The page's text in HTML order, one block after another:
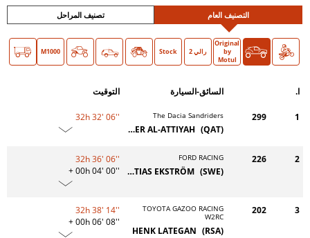
التصنيف العام تصنيف المراحل
دراجة سيارات
Original
by
Motul
O > رالي 2 Stock
Classic
M1000
ا. السائق-السيارة التوقيت
1
299
The Dacia Sandriders
(QAT)
NASSER AL-ATTIYAH
32h 32' 06''
2
226
FORD RACING
(SWE)
MATTIAS EKSTRÖM
32h 36' 06''
+ 00h 04' 00''
3
202
TOYOTA GAZOO RACING
W2RC
(RSA)
HENK LATEGAN
32h 38' 14''
+ 00h 06' 08''